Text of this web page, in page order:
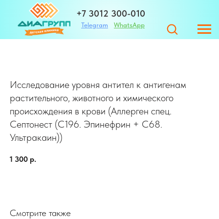
ЗАПИСАТЬСЯ
+7 3012 300-010
WhatsApp
Telegram
Исследование уровня антител к антигенам
растительного, животного и химического
происхождения в крови (Аллерген спец.
Септонест (С196. Эпинефрин + С68.
Ультракаин))
1 300 р.
Смотрите также